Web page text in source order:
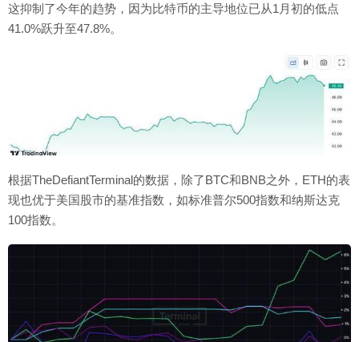
这抑制了今年的趋势，因为比特币的主导地位已从1月初的低点
41.0%跃升至47.8%。
根据TheDefiantTerminal的数据，除了BTC和BNB之外，ETH的表
现也优于美国股市的基准指数，如标准普尔500指数和纳斯达克
100指数。